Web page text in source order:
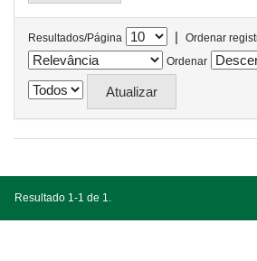
Resultados/Página |
Ordenar
Ordenar
Resultado 1-1 de 1.